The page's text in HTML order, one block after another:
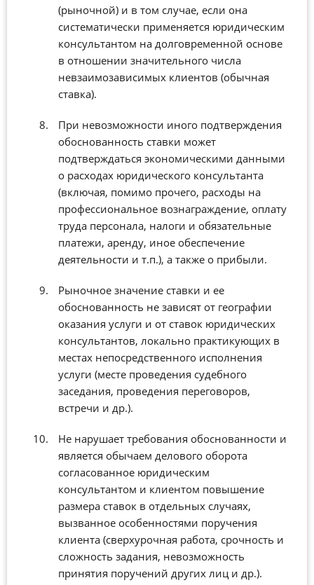
(рыночной) и в том случае, если она
систематически применяется юридическим
консультантом на долговременной основе
в отношении значительного числа
невзаимозависимых клиентов (обычная
ставка).
При невозможности иного подтверждения
обоснованность ставки может
подтверждаться экономическими данными
о расходах юридического консультанта
(включая, помимо прочего, расходы на
профессиональное вознаграждение, оплату
труда персонала, налоги и обязательные
платежи, аренду, иное обеспечение
деятельности и т.п.), а также о прибыли.
Рыночное значение ставки и ее
обоснованность не зависят от географии
оказания услуги и от ставок юридических
консультантов, локально практикующих в
местах непосредственного исполнения
услуги (месте проведения судебного
заседания, проведения переговоров,
встречи и др.).
Не нарушает требования обоснованности и
является обычаем делового оборота
согласованное юридическим
консультантом и клиентом повышение
размера ставок в отдельных случаях,
вызванное особенностями поручения
клиента (сверхурочная работа, срочность и
сложность задания, невозможность
принятия поручений других лиц и др.).